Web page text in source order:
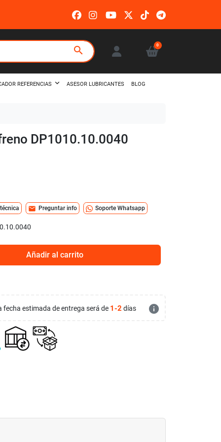
search 0
REFERENCIAS ASESOR LUBRICANTES BLOG
DP1010.10.0040
mail Preguntar info Soporte Whatsapp
Añadir al carrito
fecha estimada de entrega será de 1-2 días info